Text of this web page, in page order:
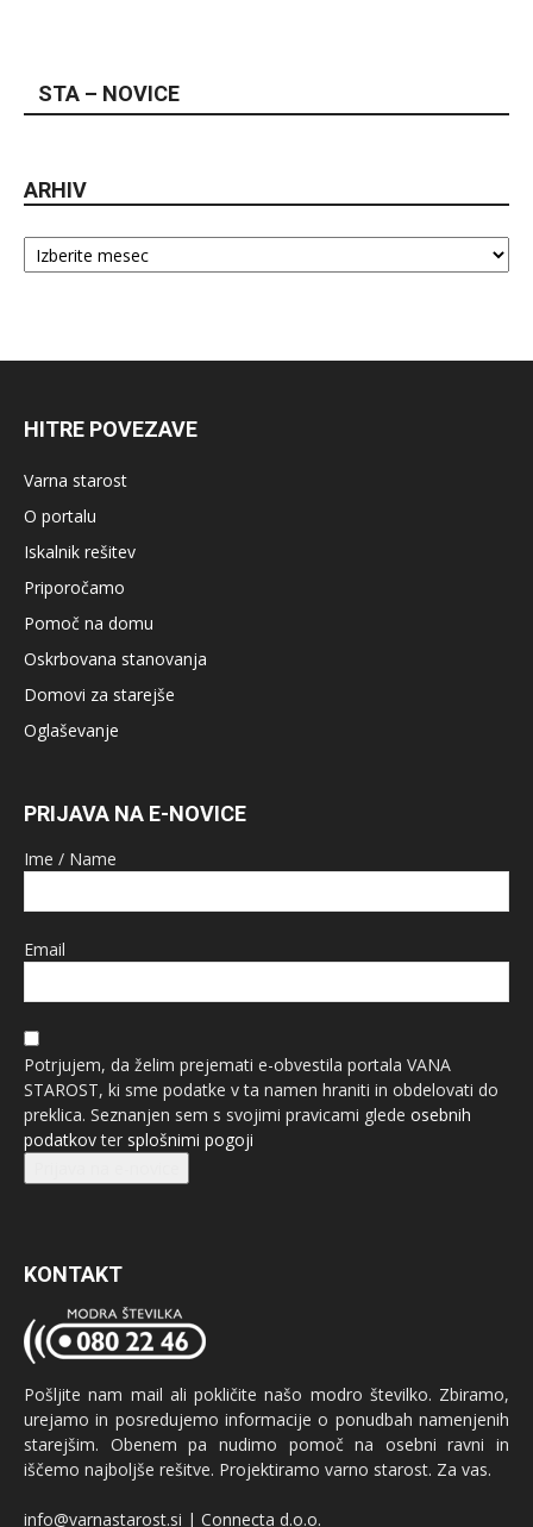
STA – NOVICE
ARHIV
Arhiv
HITRE POVEZAVE
Varna starost
O portalu
Iskalnik rešitev
Priporočamo
Pomoč na domu
Oskrbovana stanovanja
Domovi za starejše
Oglaševanje
PRIJAVA NA E-NOVICE
Ime / Name
Email
Potrjujem, da želim prejemati e-obvestila portala VANA
STAROST, ki sme podatke v ta namen hraniti in obdelovati do
preklica. Seznanjen sem s svojimi pravicami glede osebnih
podatkovter splošnimi pogoji
KONTAKT
Pošljite nam mail ali pokličite našo modro številko. Zbiramo,
urejamo in posredujemo informacije o ponudbah namenjenih
starejšim. Obenem pa nudimo pomoč na osebni ravni in
iščemo najboljše rešitve. Projektiramo varno starost. Za vas.
info@varnastarost.si | Connecta d.o.o.